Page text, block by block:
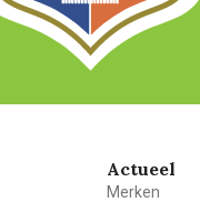
Actueel
Merken